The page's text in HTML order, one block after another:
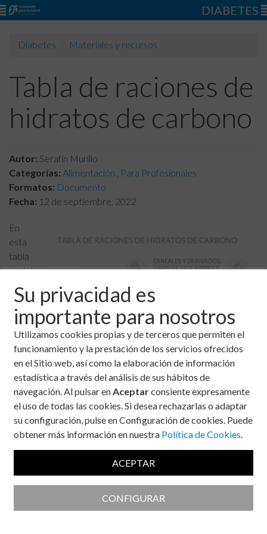
Su privacidad es
importante para nosotros
Utilizamos cookies propias y de terceros que permiten el
funcionamiento y la prestación de los servicios ofrecidos
en el Sitio web, así como la elaboración de información
estadística a través del análisis de sus hábitos de
navegación. Al pulsar enAceptarconsiente expresamente
el uso de todas las cookies. Si desea rechazarlas o adaptar
su configuración, pulse en Configuración de cookies. Puede
obtener más información en nuestra Política de Cookies.
ACEPTAR
CONFIGURAR
DIABETES
Diabetes Materiales y recursos
Tabla de raciones de
hidratos de carbono
Autor: Serafín Murillo
Categorías: Alimentación
Para Profesionales
Formatos: Documento
Fecha: 12 de septiembre, 2022
En
esta
tabla
podéis
ver un
listado
de los
alimentos que contienenhidratos de carbono. Junto a cada
alimento encontrareis lacantidad de alimento que
contiene 1 ración (10g) dehidratos de carbono.Además,
os mostramos cuál es lamedida habitual de consumode
ese alimento y su contenido enhidratos de carbono.
Ejemplo: media pizza contiene 5 raciones,
mientras que una manzana mediana